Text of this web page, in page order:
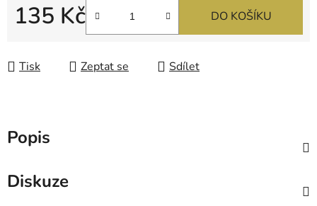
135 Kč DO KOŠÍKU
Tisk Zeptat se Sdílet
Popis
Diskuze